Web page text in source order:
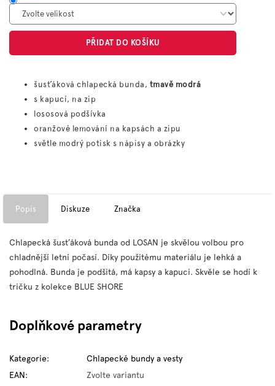
PŘIDAT DO KOŠÍKU
šusťáková chlapecká bunda, tmavě modrá
s kapucí, na zip
lososová podšívka
oranžové lemování na kapsách a zipu
světle modrý potisk s nápisy a obrázky
Popis Diskuze Značka
Chlapecká šusťáková bunda od LOSAN je skvělou volbou pro
chladnější letní počasí. Díky použitému materiálu je lehká a
pohodlná. Bunda je podšitá, má kapsy a kapuci. Skvěle se hodí k
tričku z kolekce BLUE SHORE
Doplňkové parametry
Kategorie:
Chlapecké bundy a vesty
EAN:
Zvolte variantu